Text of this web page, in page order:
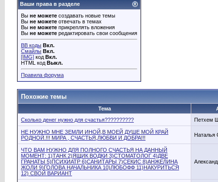
Ваши права в разделе
Вы не можете создавать новые темы
Вы не можете отвечать в темах
Вы не можете прикреплять вложения
Вы не можете редактировать свои сообщения
BB коды Вкл.
Смайлы Вкл.
[IMG] код Вкл.
HTML код Выкл.
Правила форума
Похожие темы
Тема
Сколько денег нужно для счастья??????????
Петхем
НЕ НУЖНО МНЕ ЗЕМЛИ ИНОЙ,В МОЕЙ ДУШЕ МОЙ КРАЙ
РОДНОЙ.!!! МИРА , СЧАСТЬЯ,ЛЮБВИ И ДОБРА!!!
Наталья
ЧТО ВАМ НУЖНО ДЛЯ ПОЛНОГО СЧАСТЬЯ НА ДАННЫЙ
МОМЕНТ: 1)ТАНК 2)ЯЩИК ВОДКИ 3)СТОМАТОЛОГ 4)ДВЕ
ГРАНАТЫ 5)ПСИХИАТР 6)САНИТАРЫ 7)СЕКИС 8)АНЖЕЛИНА
ЖОЛИ 9)ГОЛОВА НАЧАЛЬНИКА 10)ЛЮБОФФ 11)НАКУРИТЬСЯ
12) СВОЙ ВАРИАНТ